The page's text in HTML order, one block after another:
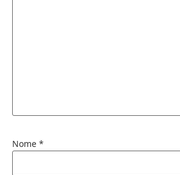
Nome *